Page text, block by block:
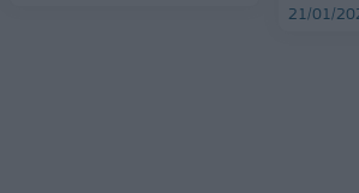
21/01/